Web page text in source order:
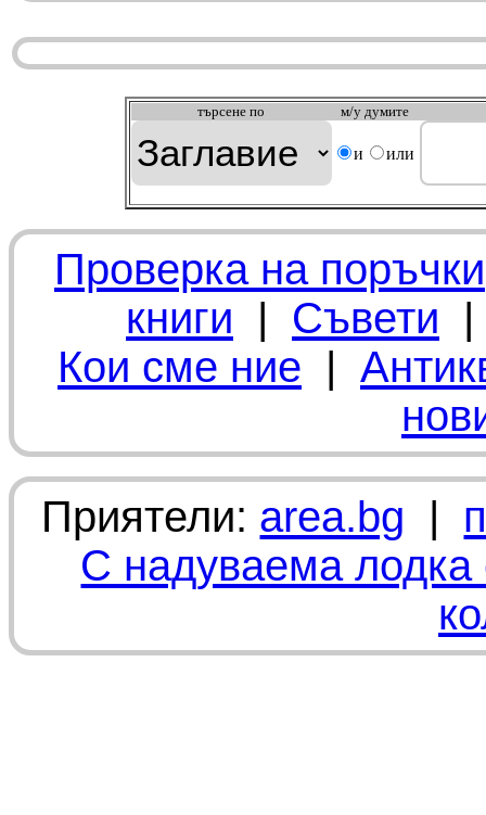
търсeне по м/у думите
и или
Проверка на поръчки
книги | Съвети
Кои сме ние |
Приятели: area.bg |
С надуваема лодка